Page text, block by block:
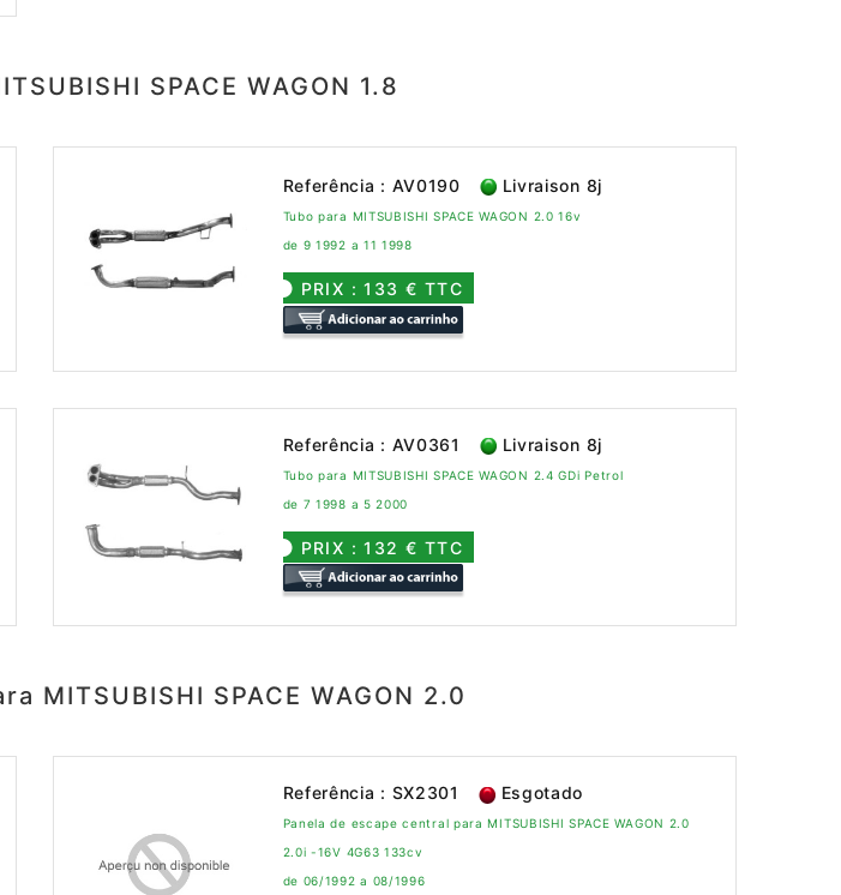
SPACE WAGON 1.8
Referência : AV0190 Livraison 8j
Tubo para MITSUBISHI SPACE WAGON 2.0 16v
de 9 1992 a 11 1998
PRIX : 133 € TTC
Referência : AV0361 Livraison 8j
Tubo para MITSUBISHI SPACE WAGON 2.4 GDi Petrol
de 7 1998 a 5 2000
PRIX : 132 € TTC
MITSUBISHI SPACE WAGON 2.0
Referência : SX2301 Esgotado
Panela de escape central para MITSUBISHI SPACE WAGON 2.0
2.0i -16V 4G63 133cv
de 06/1992 a 08/1996